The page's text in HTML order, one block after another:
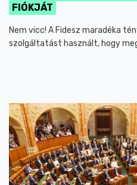
FIÓKJÁT
Nem vicc! A Fidesz maradéka
szolgáltatást használt, hogy